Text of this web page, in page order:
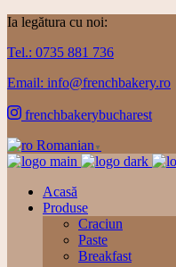
Ia legătura cu noi:
Tel.: 0735 881 736
Email: info@frenchbakery.ro
frenchbakerybucharest
Romanian ▼
Acasă
Produse
Craciun
Paste
Breakfast